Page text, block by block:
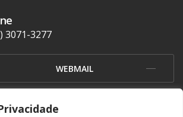
3071-3277
WEBMAIL
OUVIDORIA